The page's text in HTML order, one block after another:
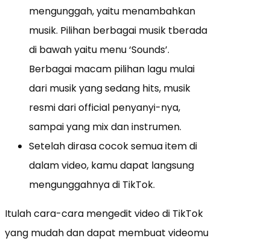
mengunggah, yaitu menambahkan
musik. Pilihan berbagai musik tberada
di bawah yaitu menu ‘Sounds’.
Berbagai macam pilihan lagu mulai
dari musik yang sedang hits, musik
resmi dari official penyanyi-nya,
sampai yang mix dan instrumen.
Setelah dirasa cocok semua item di
dalam video, kamu dapat langsung
mengunggahnya di TikTok.
Itulah cara-cara mengedit video di TikTok
yang mudah dan dapat membuat videomu